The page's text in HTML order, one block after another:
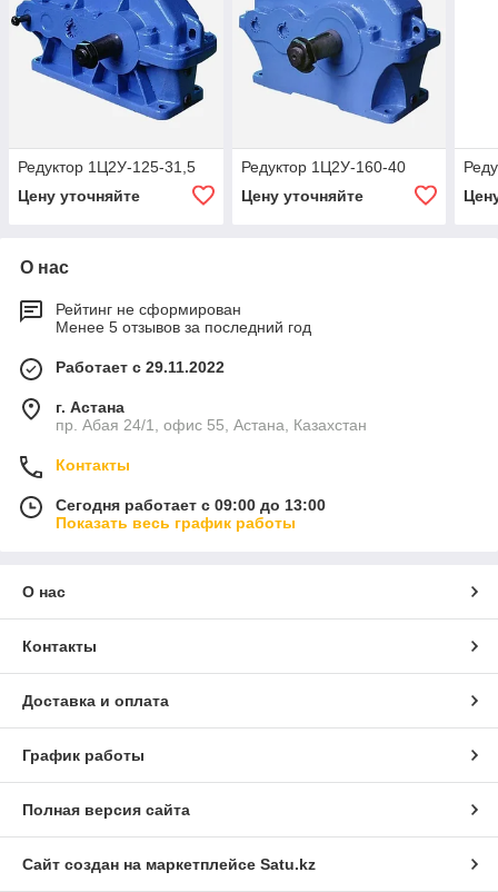
Редуктор 1Ц2У-125-31,5
Цену уточняйте
Редуктор 1Ц2У-160-40
Цену уточняйте
О нас
Рейтинг не сформирован
Менее 5 отзывов за последний год
Работает с 29.11.2022
г. Астана
пр. Абая 24/1, офис 55, Астана, Казахстан
Контакты
Сегодня работает с 09:00 до 13:00
Показать весь график работы
О нас
Контакты
Доставка и оплата
График работы
Полная версия сайта
Сайт создан на маркетплейсе Satu.kz